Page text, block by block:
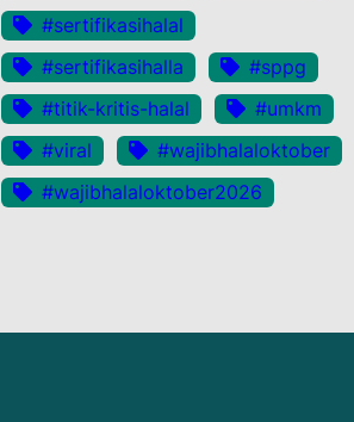
#sertifikasihalal
#sertifikasihalla
#sppg
#titik-kritis-halal
#umkm
#viral
#wajibhalaloktober
#wajibhalaloktober2026